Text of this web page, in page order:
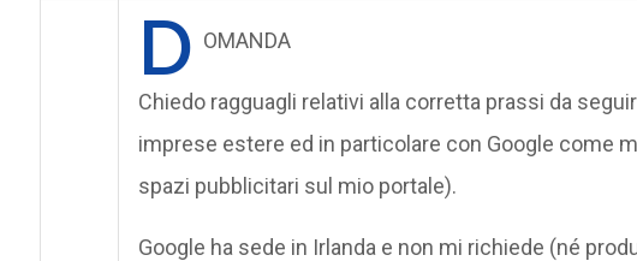
D OMANDA
Chiedo ragguagli relativi alla corretta prassi da
imprese estere ed in particolare con Google come
spazi pubblicitari sul mio portale).
Google ha sede in Irlanda e non mi richiede (né